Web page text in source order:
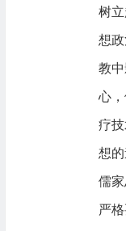
树
想
教
心
疗
想
儒
严